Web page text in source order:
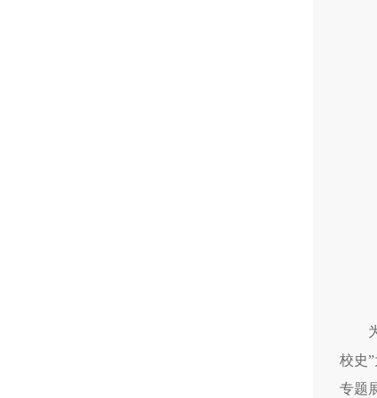
校史
专题